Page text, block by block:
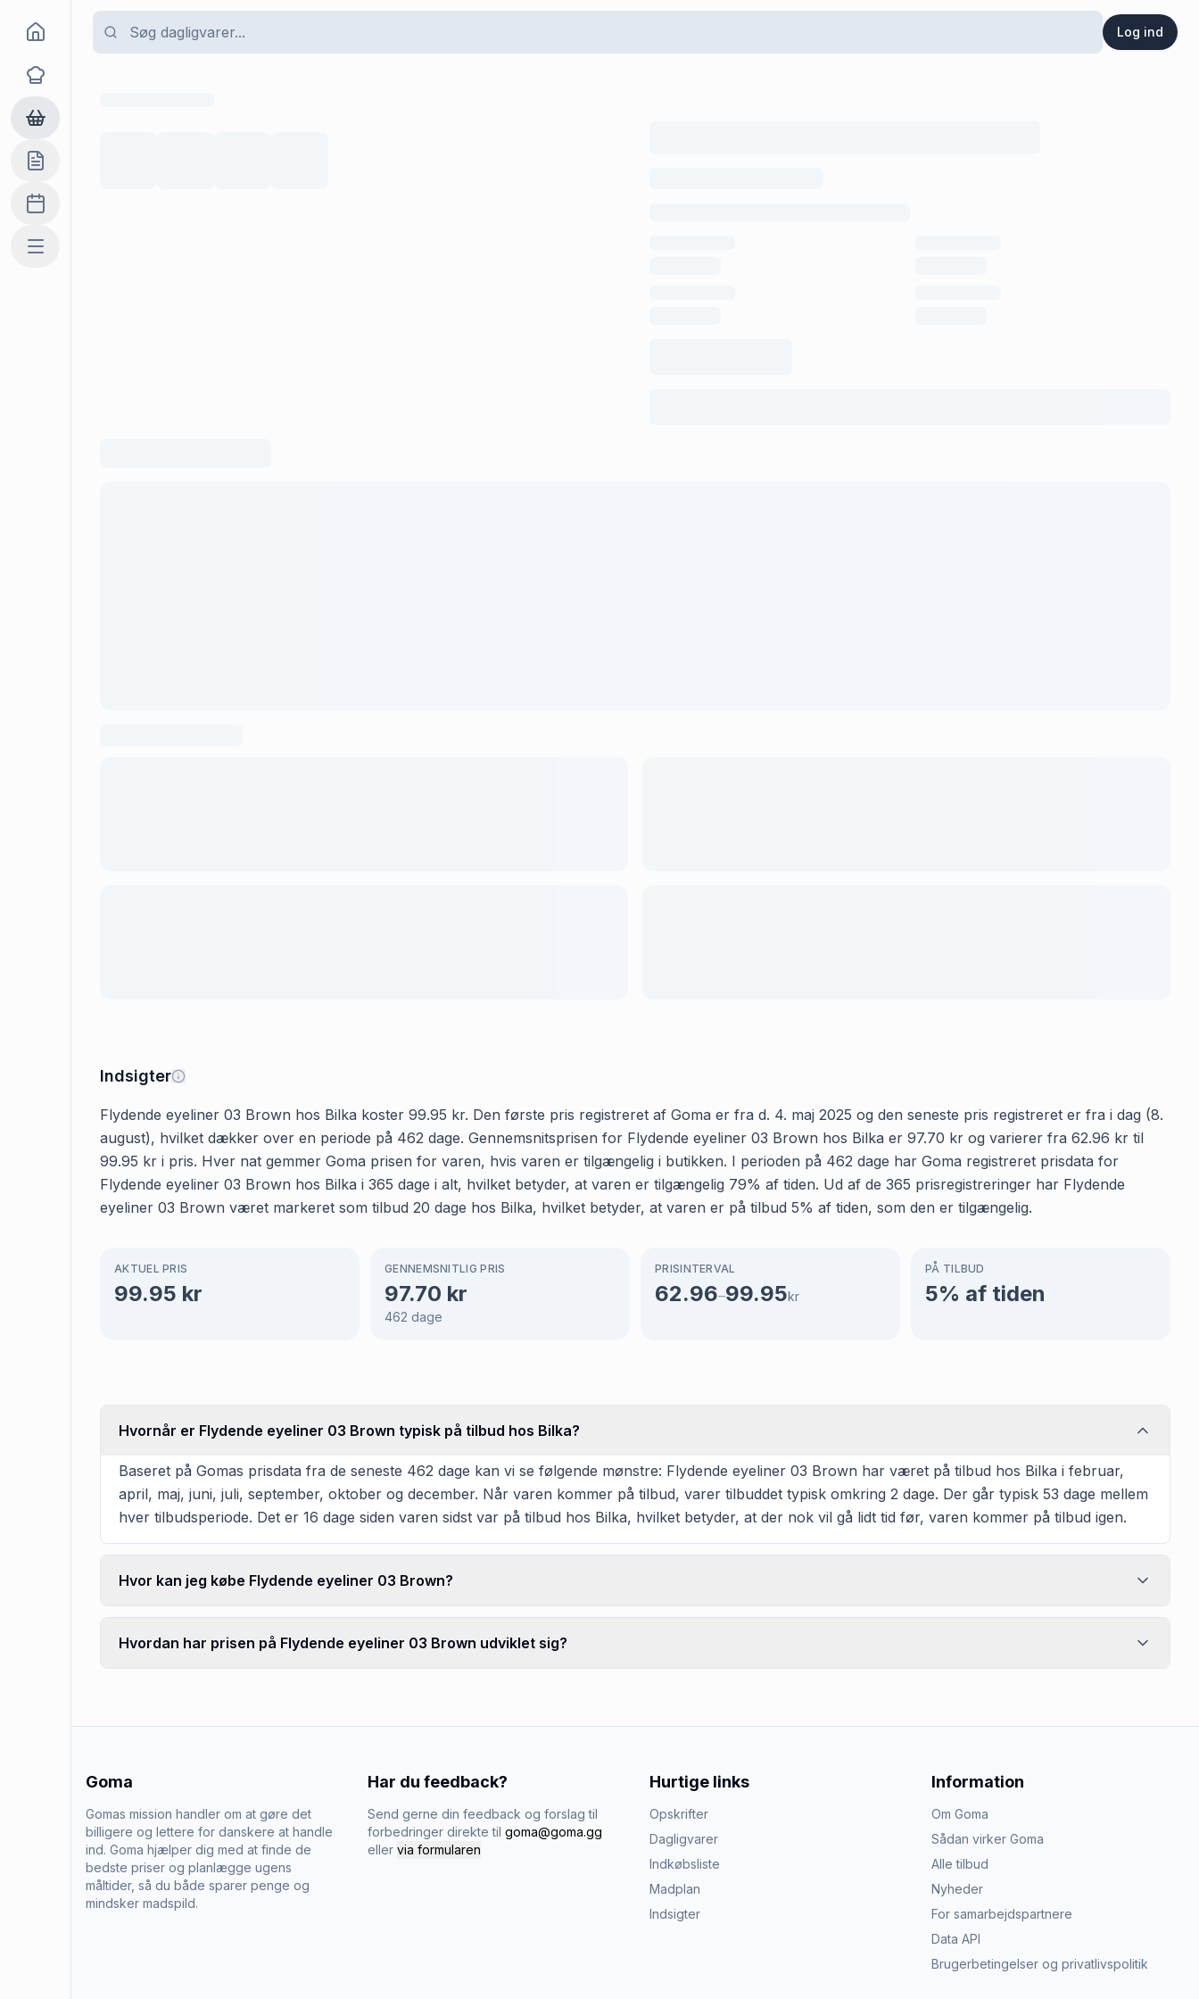
Log ind
Goma
Opskrifter
Dagligvarer
Indkøbslisten
Madplan
Mere
Indsigter
Flydende eyeliner 03 Brown hos Bilka koster 99.95 kr. Den første pris registreret af Goma er fra d. 4. maj 2025 og den seneste pris registreret er fra i dag (8.
august), hvilket dækker over en periode på 462 dage. Gennemsnitsprisen for Flydende eyeliner 03 Brown hos Bilka er 97.70 kr og varierer fra 62.96 kr til
99.95 kr i pris. Hver nat gemmer Goma prisen for varen, hvis varen er tilgængelig i butikken. I perioden på 462 dage har Goma registreret prisdata for
Flydende eyeliner 03 Brown hos Bilka i 365 dage i alt, hvilket betyder, at varen er tilgængelig 79% af tiden. Ud af de 365 prisregistreringer har Flydende
eyeliner 03 Brown været markeret som tilbud 20 dage hos Bilka, hvilket betyder, at varen er på tilbud 5% af tiden, som den er tilgængelig.
AKTUEL PRIS
99.95 kr
GENNEMSNITLIG PRIS
97.70 kr
462 dage
PRISINTERVAL
62.96–99.95kr
PÅ TILBUD
5% af tiden
Hvornår er Flydende eyeliner 03 Brown typisk på tilbud hos Bilka?
Baseret på Gomas prisdata fra de seneste 462 dage kan vi se følgende mønstre: Flydende eyeliner 03 Brown har været på tilbud hos Bilka i februar,
april, maj, juni, juli, september, oktober og december. Når varen kommer på tilbud, varer tilbuddet typisk omkring 2 dage. Der går typisk 53 dage mellem
hver tilbudsperiode. Det er 16 dage siden varen sidst var på tilbud hos Bilka, hvilket betyder, at der nok vil gå lidt tid før, varen kommer på tilbud igen.
Hvor kan jeg købe Flydende eyeliner 03 Brown?
Hvordan har prisen på Flydende eyeliner 03 Brown udviklet sig?
Goma
Gomas mission handler om at gøre det
billigere og lettere for danskere at handle
ind. Goma hjælper dig med at finde de
bedste priser og planlægge ugens
måltider, så du både sparer penge og
mindsker madspild.
Har du feedback?
Send gerne din feedback og forslag til
forbedringer direkte til goma@goma.gg
eller via formularen
Hurtige links
Opskrifter
Dagligvarer
Indkøbsliste
Madplan
Indsigter
Information
Om Goma
Sådan virker Goma
Alle tilbud
Nyheder
For samarbejdspartnere
Data API
Brugerbetingelser og privatlivspolitik